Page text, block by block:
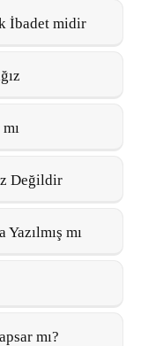
İbadet midir
Değildir
mı
mı?